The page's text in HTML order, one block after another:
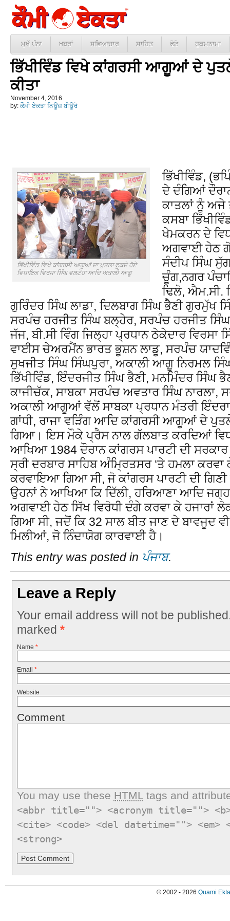
ਮੁਖੱ ਪੰਨਾ ਖ਼ਬਰਾਂ ਸਭਿਆਚਾਰ ਸਾਹਿਤ ਫੋਟੋ ਹੁਕਮਨਾਮਾ
ਭਿੱਖੀਵਿੰਡ ਵਿਖੇ ਕਾਂਗਰਸੀ ਆਗੂਆਂ ਦੇ
ਕੀਤਾ
November 4, 2016
by: ਕੌਮੀ ਏਕਤਾ ਨਿਊਜ਼ ਬੀਊਰੋ
ਭਿੱਖੀਵਿੰਡ ਵਿਖੇ ਕਾਂਗਰਸੀ ਆਗੂਆਂ ਦਾ ਪੁਤਲਾ ਫੂਕਦੇ ਹੋਏ
ਵਿਧਾਇਕ ਵਿਰਸਾ ਸਿੰਘ ਵਲਟੋਹਾ ਆਦਿ ਅਕਾਲੀ ਆਗੂ
ਭਿੱਖੀਵਿੰਡ,
ਦੇ ਦੰਗਿਆਂ
ਕਾਤਲਾਂ ਨੂੰ ਅਜੇ
ਕਸਬਾ
ਖੇਮਕਰਨ ਦੇ
ਅਗਵਾਈ ਹੇਠ
ਸੰਦੀਪ ਸਿੰਘ
ਚੂੰਗ,ਨਗਰ
ਢਿਲੋ, ਐਮ.ਸੀ.
ਗੁਰਿੰਦਰ ਸਿੰਘ ਲਾਡਾ, ਦਿਲਬਾਗ ਸਿੰਘ ਭੈੇਣੀ ਗੁਰਮੁੱਖ
ਸਰਪੰਚ ਹਰਜੀਤ ਸਿੰਘ ਬਲ੍ਹੇਰ, ਸਰਪੰਚ ਹਰਜੀਤ
ਜੱਜ, ਬੀ.ਸੀ ਵਿੰਗ ਜਿਲ੍ਹਾ ਪ੍ਰਧਾਨ ਠੇਕੇਦਾਰ ਵਿਰਸਾ
ਵਾਈਸ ਚੇਅਰਮੈਂਨ ਭਾਰਤ ਭੂਸ਼ਨ ਲਾਡੂ, ਸਰਪੰਚ
ਸੁਖਜੀਤ ਸਿੰਘ ਸਿੰਘਪੁਰਾ, ਅਕਾਲੀ ਆਗੂ ਨਿਰਮਲ
ਭਿੱਖੀਵਿੰਡ, ਇੰਦਰਜੀਤ ਸਿੰਘ ਭੈਣੀ, ਮਨਮਿੰਦਰ ਸਿੰਘ
ਕਾਜੀਚੱਕ, ਸਾਬਕਾ ਸਰਪੰਚ ਅਵਤਾਰ ਸਿੰਘ ਨਾਰਲਾ,
ਅਕਾਲੀ ਆਗੂਆਂ ਵੱਲੋਂ ਸਾਬਕਾ ਪ੍ਰਧਾਨ ਮੰਤਰੀ ਇੰਦਰਾ
ਗਾਂਧੀ, ਰਾਜਾ ਵੜਿੰਗ ਆਦਿ ਕਾਂਗਰਸੀ ਆਗੂਆਂ ਦੇ
ਗਿਆ। ਇਸ ਮੌਕੇ ਪ੍ਰੈਸ ਨਾਲ ਗੱਲਬਾਤ ਕਰਦਿਆਂ
ਆਖਿਆ 1984 ਦੌਰਾਨ ਕਾਂਗਰਸ ਪਾਰਟੀ ਦੀ ਸਰਕਾਰ
ਸ੍ਰੀ ਦਰਬਾਰ ਸਾਹਿਬ ਅੰਮ੍ਰਿਤਸਰ ‘ਤੇ ਹਮਲਾ
ਕਰਵਾਇਆ ਗਿਆ ਸੀ, ਜੋ ਕਾਂਗਰਸ ਪਾਰਟੀ ਦੀ ਗਿਣੀ
ਉਹਨਾਂ ਨੇ ਆਖਿਆ ਕਿ ਦਿੱਲੀ, ਹਰਿਆਣਾ ਆਦਿ
ਅਗਵਾਈ ਹੇਠ ਸਿੱਖ ਵਿਰੋਧੀ ਦੰਗੇ ਕਰਵਾ ਕੇ ਹਜਾਰਾਂ
ਗਿਆ ਸੀ, ਜਦੋਂ ਕਿ 32 ਸਾਲ ਬੀਤ ਜਾਣ ਦੇ ਬਾਵਜੂਦ
ਮਿਲੀਆਂ, ਜੋ ਨਿੰਦਾਯੋਗ ਕਾਰਵਾਈ ਹੈ।
This entry was posted in ਪੰਜਾਬ.
Leave a Reply
Your email address will not be
marked *
Name *
Email *
Website
Comment
You may use these HTMLtags and
<abbr title=""> <acronym title="">
<cite> <code> <del datetime="">
<strong>
© 2002 - 2026 Quami